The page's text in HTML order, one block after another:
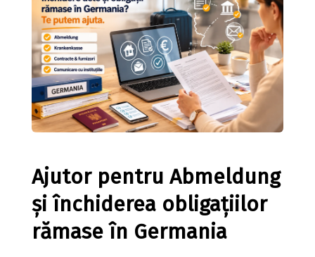
Ajutor pentru Abmeldung
și închiderea obligațiilor
rămase în Germania